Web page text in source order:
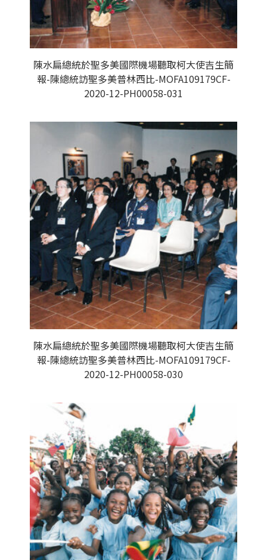
陳水扁總統於聖多美國際機場聽取柯大使吉生簡
報-陳總統訪聖多美普林西比-MOFA109179CF-
2020-12-PH00058-031
陳水扁總統於聖多美國際機場聽取柯大使吉生簡
報-陳總統訪聖多美普林西比-MOFA109179CF-
2020-12-PH00058-030